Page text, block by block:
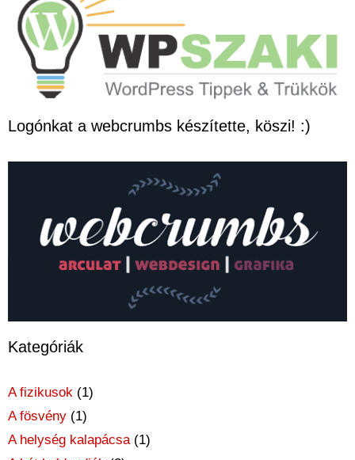
Logónkat a webcrumbs készítette, köszi! :)
Kategóriák
A fizikusok (1)
A fösvény (1)
A helység kalapácsa(1)